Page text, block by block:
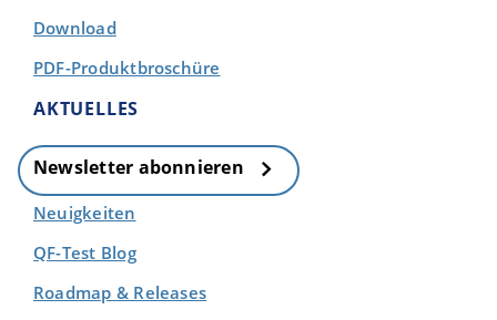
Download
PDF-Produktbroschüre
AKTUELLES
Newsletter abonnieren
Neuigkeiten
QF-Test Blog
Roadmap & Releases